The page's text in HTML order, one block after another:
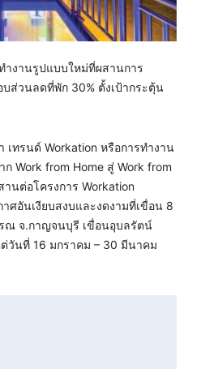
ำงานรูปแบบใหม่ที่ผสานการ
ส่วนลดที่พัก 30% ตั้งเป้ากระตุ้น
ทรนด์ Workation หรือการทำงาน
Work from Home สู่ Work from
นต่อโครงการ Workation
ศอันเงียบสงบและงดงามที่เขื่อน 8
ณ จ.กาญจนบุรี เขื่อนอุบลรัตน์
วันที่ 16 มกราคม – 30 มีนาคม